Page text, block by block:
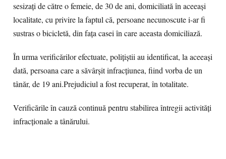
sesizați de către o femeie, de 30 de ani, domiciliată în aceeași
localitate, cu privire la faptul că, persoane necunoscute i-ar fi
sustras o bicicletă, din fața casei în care aceasta domiciliază.
În urma verificărilor efectuate, polițiștii au identificat, la aceeași
dată, persoana care a săvârșit infracțiunea, fiind vorba de un
tânăr, de 19 ani.Prejudiciul a fost recuperat, în totalitate.
Verificările în cauză continuă pentru stabilirea întregii activități
infracționale a tânărului.